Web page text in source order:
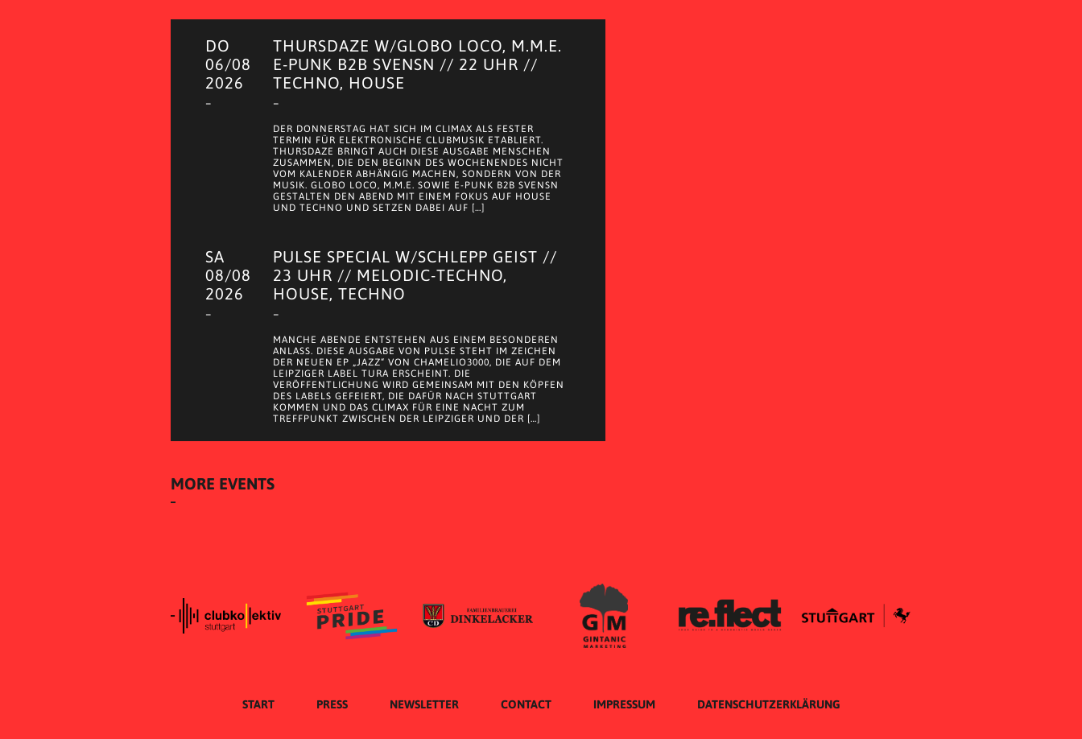
DO
06/08
2026
–
THURSDAZE W/GLOBO LOCO, M.M.E.
E-PUNK B2B SVENSN // 22 UHR //
TECHNO, HOUSE
–
DER DONNERSTAG HAT SICH IM CLIMAX ALS FESTER
TERMIN FÜR ELEKTRONISCHE CLUBMUSIK ETABLIERT.
THURSDAZE BRINGT AUCH DIESE AUSGABE MENSCHEN
ZUSAMMEN, DIE DEN BEGINN DES WOCHENENDES NICHT
VOM KALENDER ABHÄNGIG MACHEN, SONDERN VON DER
MUSIK. GLOBO LOCO, M.M.E. SOWIE E-PUNK B2B SVENSN
GESTALTEN DEN ABEND MIT EINEM FOKUS AUF HOUSE
UND TECHNO UND SETZEN DABEI AUF […]
SA
08/08
2026
–
PULSE SPECIAL W/SCHLEPP GEIST //
23 UHR // MELODIC-TECHNO,
HOUSE, TECHNO
–
MANCHE ABENDE ENTSTEHEN AUS EINEM BESONDEREN
ANLASS. DIESE AUSGABE VON PULSE STEHT IM ZEICHEN
DER NEUEN EP „JAZZ“ VON CHAMELIO3000, DIE AUF DEM
LEIPZIGER LABEL TURA ERSCHEINT. DIE
VERÖFFENTLICHUNG WIRD GEMEINSAM MIT DEN KÖPFEN
DES LABELS GEFEIERT, DIE DAFÜR NACH STUTTGART
KOMMEN UND DAS CLIMAX FÜR EINE NACHT ZUM
TREFFPUNKT ZWISCHEN DER LEIPZIGER UND DER […]
MORE EVENTS
START PRESS NEWSLETTER CONTACT IMPRESSUM DATENSCHUTZERKLÄRUNG